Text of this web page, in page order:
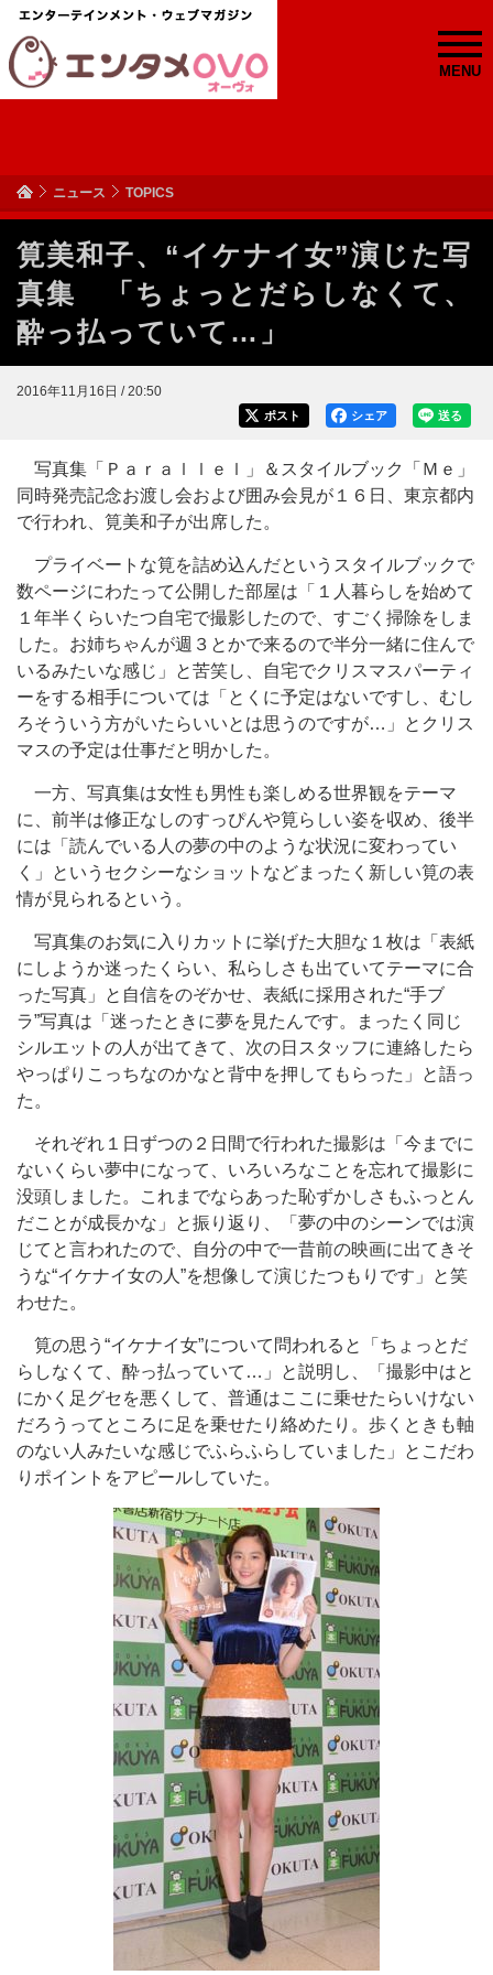
MENU
ニュース TOPICS
筧美和子、“イケナイ女”演じた写
真集 「ちょっとだらしなくて、
酔っ払っていて…」
2016年11月16日 / 20:50
送る
シェア
ポスト
写真集「Ｐａｒａｌｌｅｌ」＆スタイルブック「Ｍｅ」
同時発売記念お渡し会および囲み会見が１６日、東京都内
で行われ、筧美和子が出席した。
プライベートな筧を詰め込んだというスタイルブックで
数ページにわたって公開した部屋は「１人暮らしを始めて
１年半くらいたつ自宅で撮影したので、すごく掃除をしま
した。お姉ちゃんが週３とかで来るので半分一緒に住んで
いるみたいな感じ」と苦笑し、自宅でクリスマスパーティ
ーをする相手については「とくに予定はないですし、むし
ろそういう方がいたらいいとは思うのですが…」とクリス
マスの予定は仕事だと明かした。
一方、写真集は女性も男性も楽しめる世界観をテーマ
に、前半は修正なしのすっぴんや筧らしい姿を収め、後半
には「読んでいる人の夢の中のような状況に変わってい
く」というセクシーなショットなどまったく新しい筧の表
情が見られるという。
写真集のお気に入りカットに挙げた大胆な１枚は「表紙
にしようか迷ったくらい、私らしさも出ていてテーマに合
った写真」と自信をのぞかせ、表紙に採用された“手ブ
ラ”写真は「迷ったときに夢を見たんです。まったく同じ
シルエットの人が出てきて、次の日スタッフに連絡したら
やっぱりこっちなのかなと背中を押してもらった」と語っ
た。
それぞれ１日ずつの２日間で行われた撮影は「今までに
ないくらい夢中になって、いろいろなことを忘れて撮影に
没頭しました。これまでならあった恥ずかしさもふっとん
だことが成長かな」と振り返り、「夢の中のシーンでは演
じてと言われたので、自分の中で一昔前の映画に出てきそ
うな“イケナイ女の人”を想像して演じたつもりです」と笑
わせた。
筧の思う“イケナイ女”について問われると「ちょっとだ
らしなくて、酔っ払っていて…」と説明し、「撮影中はと
にかく足グセを悪くして、普通はここに乗せたらいけない
だろうってところに足を乗せたり絡めたり。歩くときも軸
のない人みたいな感じでふらふらしていました」とこだわ
りポイントをアピールしていた。